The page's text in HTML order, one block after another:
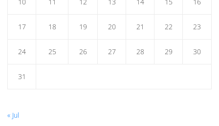
17 18 19 20 21 22 23
24 25 26 27 28 29 30
31
« Jul